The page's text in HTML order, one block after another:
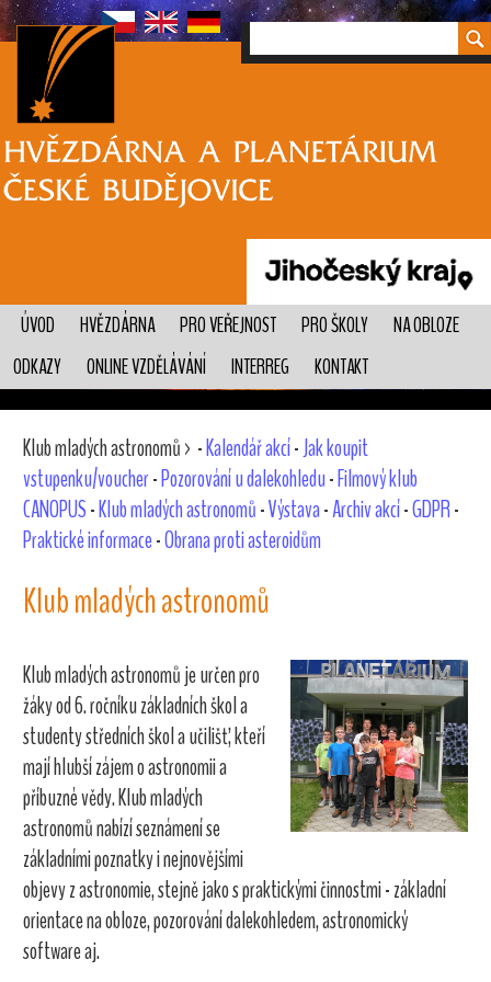
ÚVOD HVĚZDÁRNA PRO VEŘEJNOST PRO ŠKOLY
NA OBLOZE
ODKAZY
ONLINE VZDĚLÁVÁNÍ INTERREG KONTAKT
Klub mladých astronomů > -Kalendář akcí-Jak koupit
vstupenku/voucher-Pozorování u dalekohledu-Filmový klub
CANOPUS-Klub mladých astronomů-Výstava-Archiv akcí-GDPR-
Praktické informace-Obrana proti asteroidům
Klub mladých astronomů
Klub mladých astronomů je určen pro
žáky od 6. ročníku základních škol a
studenty středních škol a učilišť, kteří
mají hlubší zájem o astronomii a
příbuzné vědy. Klub mladých
astronomů nabízí seznámení se
základními poznatky i nejnovějšími
objevy z astronomie, stejně jako s praktickými činnostmi - základní
orientace na obloze, pozorování dalekohledem, astronomický
software aj.